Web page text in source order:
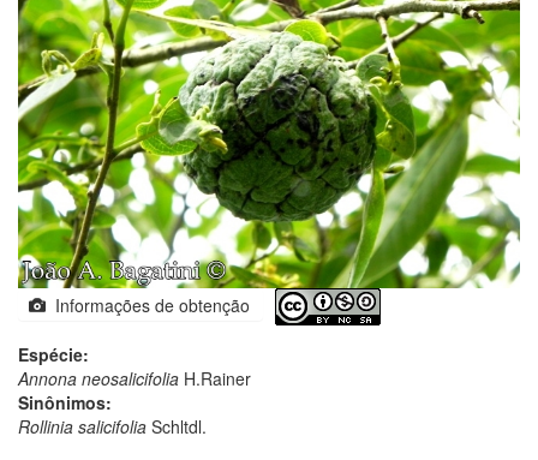
Informações de obtenção
Espécie:
Annona neosalicifolia H.Rainer
Sinônimos:
Rollinia salicifolia Schltdl.